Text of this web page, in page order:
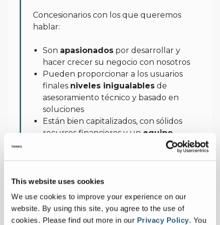
This website uses cookies
We use cookies to improve your experience on our
website. By using this site, you agree to the use of
cookies. Please find out more in our Privacy Policy. You
Concesionarios con los que queremos
hablar:
Son apasionados por desarrollar y
hacer crecer su negocio con nosotros
Pueden proporcionar a los usuarios
finales niveles inigualables de
asesoramiento técnico y basado en
soluciones
Están bien capitalizados, con sólidos
recursos financieros y un equipo
personal bien formado y cualificado
Abrazan una cultura que entiende que
la
satisfacción del cliente es la clave
del éxito a largo plazo